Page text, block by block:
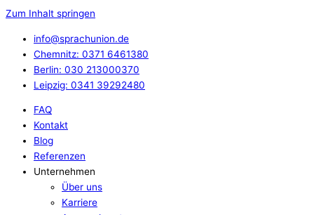
Zum Inhalt springen
info@sprachunion.de
Chemnitz: 0371 6461380
Berlin: 030 213000370
Leipzig: 0341 39292480
FAQ
Kontakt
Blog
Referenzen
Unternehmen
Über uns
Karriere